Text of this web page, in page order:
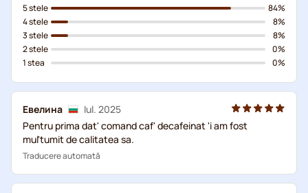
5 stele
4 stele
3 stele
2 stele
1 stea
84%
8%
8%
0%
0%
Евелина
Iul. 2025
Pentru prima dat' comand caf' decafeinat 'i am fost
mul'tumit de calitatea sa.
Traducere automată